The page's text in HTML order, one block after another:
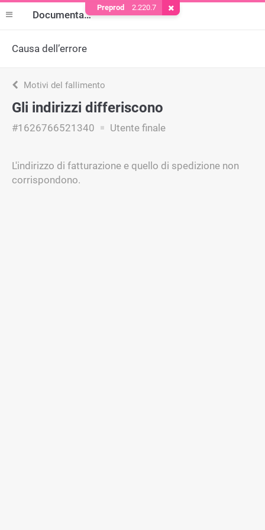
Documentazione
Causa dell’errore
Motivi del fallimento
Gli indirizzi differiscono
#1626766521340 Utente finale
L'indirizzo di fatturazione e quello di spedizione non
corrispondono.
Preprod 2.220.7 Rimuovere il cookie